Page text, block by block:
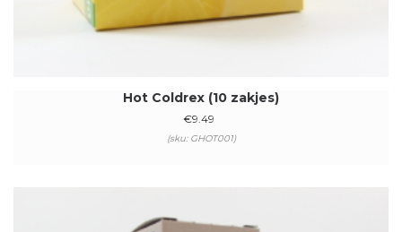
Hot Coldrex (10 zakjes)
€9.49
(sku: GHOT001)